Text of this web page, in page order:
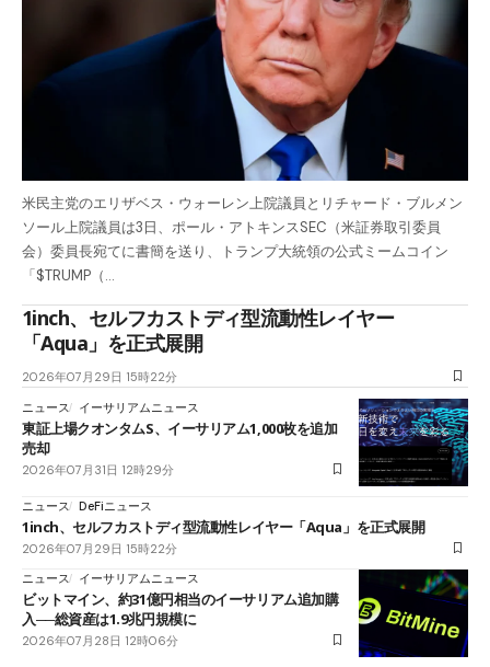
米民主党のエリザベス・ウォーレン上院議員とリチャード・ブルメン
ソール上院議員は3日、ポール・アトキンスSEC（米証券取引委員
会）委員長宛てに書簡を送り、トランプ大統領の公式ミームコイン
「$TRUMP（…
1inch、セルフカストディ型流動性レイヤー
「Aqua」を正式展開
2026年07月29日 15時22分
ニュース
イーサリアムニュース
東証上場クオンタムS、イーサリアム1,000枚を追加
売却
2026年07月31日 12時29分
ニュース DeFiニュース
1inch、セルフカストディ型流動性レイヤー「Aqua」を正式展開
2026年07月29日 15時22分
ニュース
イーサリアムニュース
ビットマイン、約31億円相当のイーサリアム追加購
入──総資産は1.9兆円規模に
2026年07月28日 12時06分